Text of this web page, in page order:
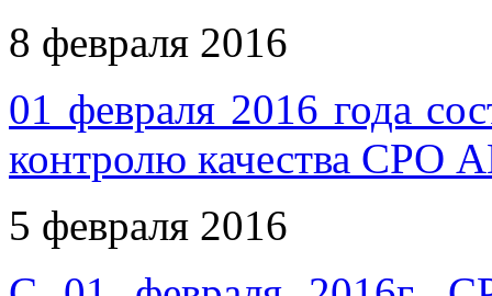
8 февраля 2016
01 февраля 2016 года
контролю качества СРО
5 февраля 2016